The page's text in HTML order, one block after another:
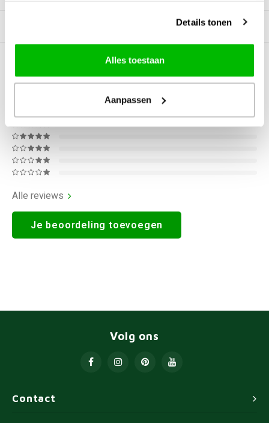
Details tonen
Alles toestaan
Aanpassen
STERREN OP BASIS VAN
BEOORDELINGEN
Alle reviews
Je beoordeling toevoegen
Contact
Volg ons